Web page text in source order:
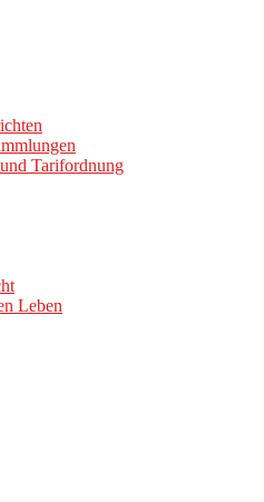
Tarifordnung
Leben